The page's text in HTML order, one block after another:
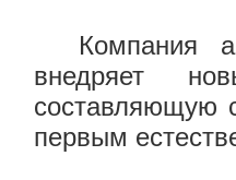
Компания
внедряет
составляющую
первым